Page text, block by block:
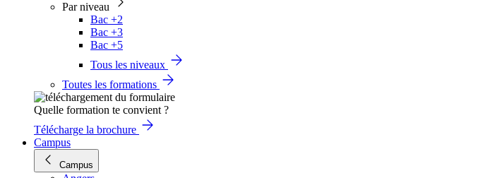
Par niveau
Bac +2
Bac +3
Bac +5
Tous les niveaux
Toutes les formations
Quelle formation te convient ?
Télécharge la brochure
Campus
Campus